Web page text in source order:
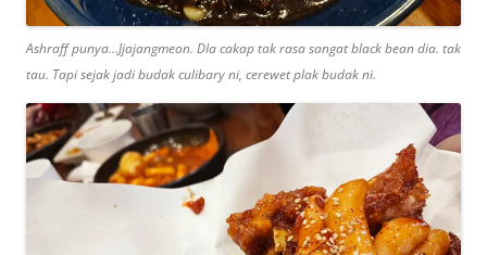
Ashraff punya…Jjajangmeon. DIa cakap tak rasa sangat black bean dia. tak
tau. Tapi sejak jadi budak culibary ni, cerewet plak budak ni.